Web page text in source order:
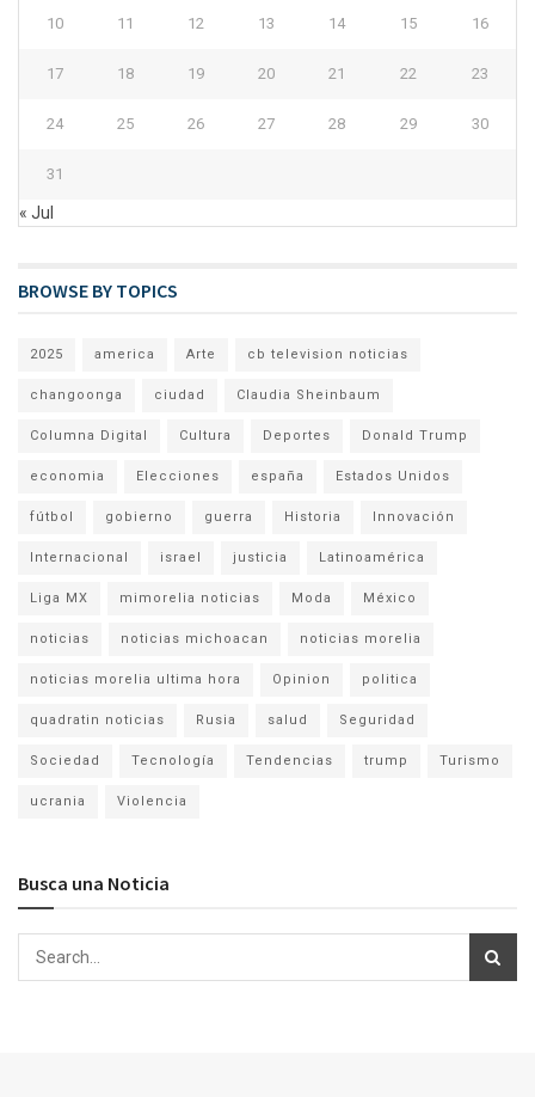
10 11 12 13 14 15 16
17 18 19 20 21 22 23
24 25 26 27 28 29 30
31
« Jul
BROWSE BY TOPICS
2025 america Arte cb television noticias
changoonga ciudad Claudia Sheinbaum
Columna Digital Cultura Deportes Donald Trump
economia Elecciones españa Estados Unidos
fútbol gobierno guerra Historia Innovación
Internacional israel justicia Latinoamérica
Liga MX mimorelia noticias Moda México
noticias noticias michoacan noticias morelia
noticias morelia ultima hora Opinion politica
quadratin noticias Rusia salud Seguridad
Sociedad Tecnología Tendencias trump Turismo
ucrania Violencia
Busca una Noticia